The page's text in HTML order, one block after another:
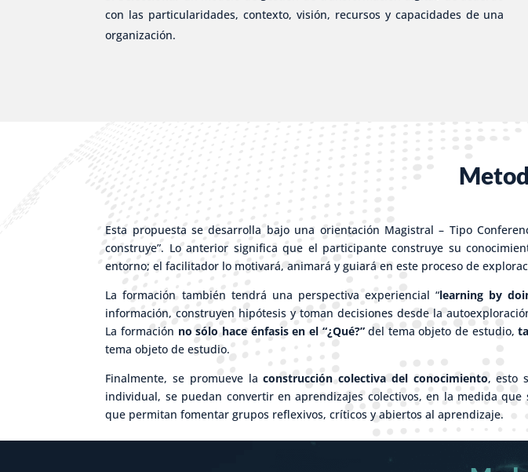
con las particularidades, contexto, visión, recursos y capacidades de una
organización.
Esta propuesta se desarrolla bajo una orientación Magistral – Tipo
construye”. Lo anterior significa que el participante construye su
entorno; el facilitador lo motivará, animará y guiará en este proceso de
La formación también tendrá una perspectiva experiencial “learning by
información, construyen hipótesis y toman decisiones desde la
La formación no sólo hace énfasis en el “¿Qué?”del tema objeto de estudio,
tema objeto de estudio.
Finalmente, se promueve laconstrucción colectiva del conocimiento, esto
individual, se puedan convertir en aprendizajes colectivos, en la medida
que permitan fomentar grupos reflexivos, críticos y abiertos al aprendizaje.